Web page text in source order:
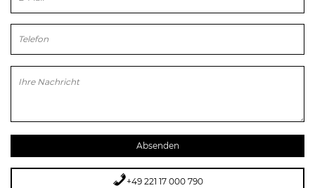
+49 221 17 000 790